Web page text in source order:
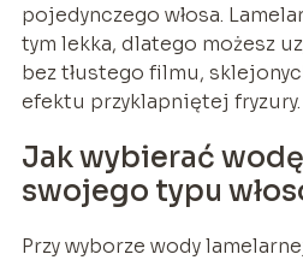
pojedynczego włosa.
tym lekka, dlatego możesz
bez tłustego filmu,
efektu przyklapniętej fryzury.
Jak wybierać
swojego typu
Przy wyborze wody